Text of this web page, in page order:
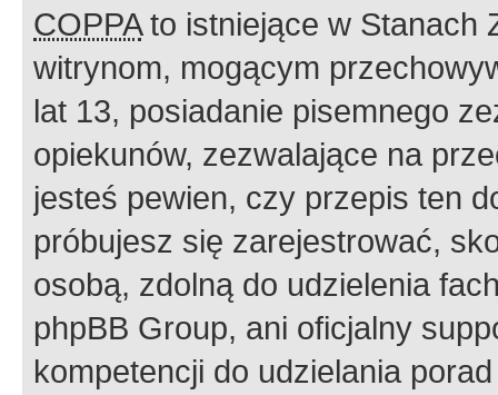
COPPAto istniejące w Stanach
witrynom, mogącym
lat 13, posiadanie pisemnego
opiekunów, zezwalające na
jesteś pewien, czy przepis ten
próbujesz się zarejestrować,
osobą, zdolną do udzielenia
phpBB Group, ani oficjalny
kompetencji do udzielania